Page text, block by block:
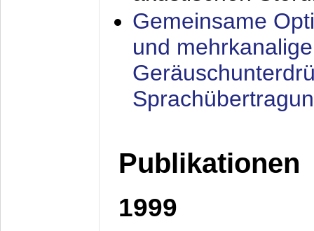
Gemeinsame
und
Publikationen
1999